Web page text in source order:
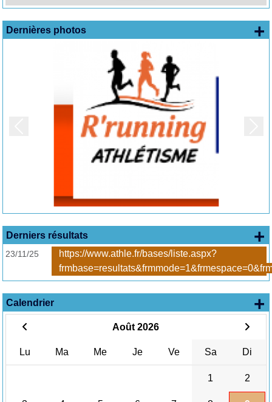
Dernières photos +
Derniers résultats
23/11/25
https://www.athle.fr/bases/liste.aspx?
+
Calendrier
Août 2026
Lu Ma Me Je Ve Sa Di
1 2
+